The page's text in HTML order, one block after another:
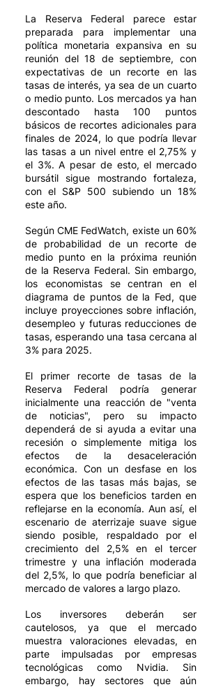
La Reserva Federal parece estar
preparada para implementar una
política monetaria expansiva en su
reunión del 18 de septiembre, con
expectativas de un recorte en las
tasas de interés, ya sea de un cuarto
o medio punto. Los mercados ya han
descontado hasta 100 puntos
básicos de recortes adicionales para
finales de 2024, lo que podría llevar
las tasas a un nivel entre el 2,75% y
el 3%. A pesar de esto, el mercado
bursátil sigue mostrando fortaleza,
con el S&P 500 subiendo un 18%
este año.
Según CME FedWatch, existe un 60%
de probabilidad de un recorte de
medio punto en la próxima reunión
de la Reserva Federal. Sin embargo,
los economistas se centran en el
diagrama de puntos de la Fed, que
incluye proyecciones sobre inflación,
desempleo y futuras reducciones de
tasas, esperando una tasa cercana al
3% para 2025.
El primer recorte de tasas de la
Reserva Federal podría generar
inicialmente una reacción de "venta
de noticias", pero su impacto
dependerá de si ayuda a evitar una
recesión o simplemente mitiga los
efectos de la desaceleración
económica. Con un desfase en los
efectos de las tasas más bajas, se
espera que los beneficios tarden en
reflejarse en la economía. Aun así, el
escenario de aterrizaje suave sigue
siendo posible, respaldado por el
crecimiento del 2,5% en el tercer
trimestre y una inflación moderada
del 2,5%, lo que podría beneficiar al
mercado de valores a largo plazo.
Los inversores deberán ser
cautelosos, ya que el mercado
muestra valoraciones elevadas, en
parte impulsadas por empresas
tecnológicas como Nvidia. Sin
embargo, hay sectores que aún